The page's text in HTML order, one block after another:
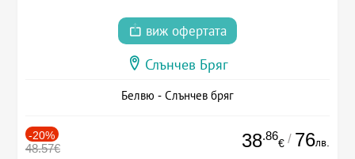
виж офертата
Слънчев Бряг
Белвю - Слънчев бряг
-20%
48.57€ 38.86
€ / 76лв.